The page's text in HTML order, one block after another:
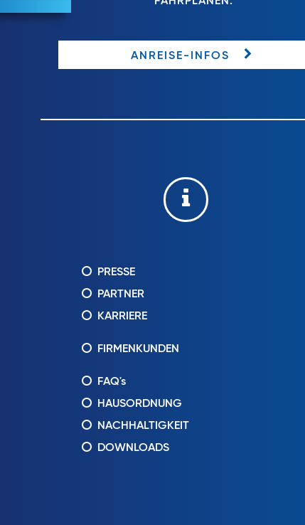
ANREISE-INFOS
PRESSE
PARTNER
KARRIERE
FIRMENKUNDEN
FAQ's
HAUSORDNUNG
NACHHALTIGKEIT
DOWNLOADS